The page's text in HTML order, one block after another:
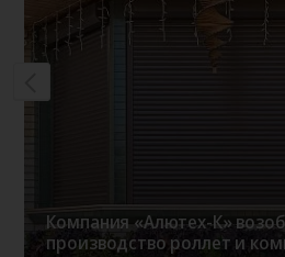
Компания «Алютех-К»
производство роллет и